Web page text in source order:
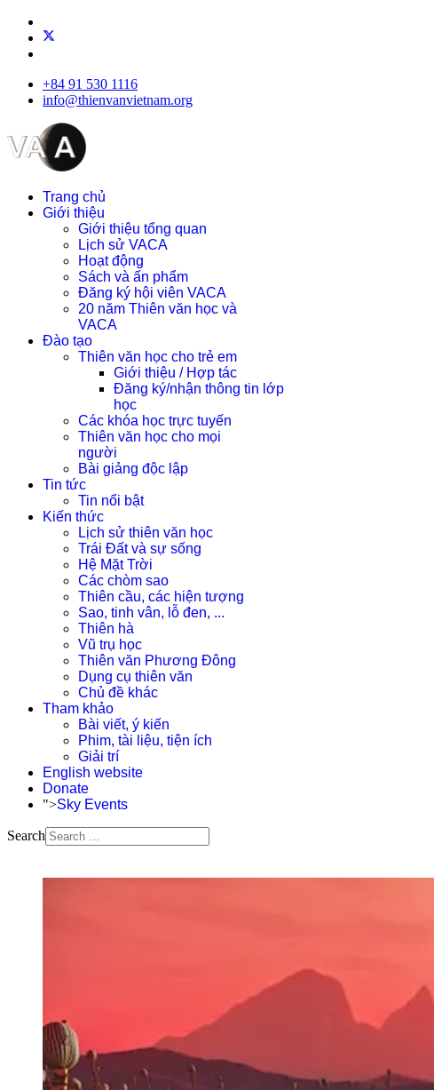
+84 91 530 1116
info@thienvanvietnam.org
Trang chủ
Giới thiệu
Giới thiệu tổng quan
Lịch sử VACA
Hoạt động
Sách và ấn phẩm
Đăng ký hội viên VACA
20 năm Thiên văn học và
VACA
Đào tạo
Thiên văn học cho trẻ em
Giới thiệu / Hợp tác
Đăng ký/nhận thông tin lớp
học
Các khóa học trực tuyến
Thiên văn học cho mọi
người
Bài giảng độc lập
Tin tức
Tin nổi bật
Kiến thức
Lịch sử thiên văn học
Trái Đất và sự sống
Hệ Mặt Trời
Các chòm sao
Thiên cầu, các hiện tượng
Sao, tinh vân, lỗ đen, ...
Thiên hà
Vũ trụ học
Thiên văn Phương Đông
Dụng cụ thiên văn
Chủ đề khác
Tham khảo
Bài viết, ý kiến
Phim, tài liệu, tiện ích
Giải trí
English website
Donate
">Sky Events
Search